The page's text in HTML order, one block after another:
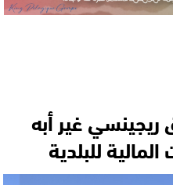
ريجينسي غير أبه
للبلدية